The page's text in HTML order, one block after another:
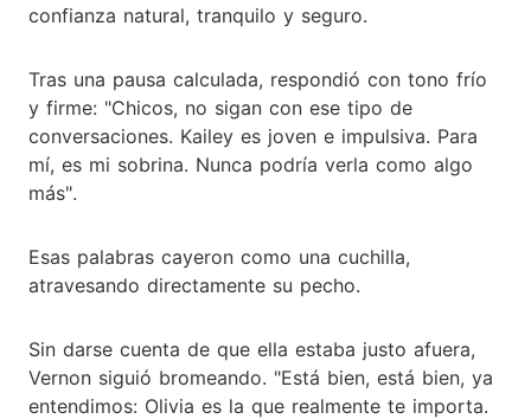
confianza natural, tranquilo y seguro.
Tras una pausa calculada, respondió con tono frío
y firme: "Chicos, no sigan con ese tipo de
conversaciones. Kailey es joven e impulsiva. Para
mí, es mi sobrina. Nunca podría verla como algo
más".
Esas palabras cayeron como una cuchilla,
atravesando directamente su pecho.
Sin darse cuenta de que ella estaba justo afuera,
Vernon siguió bromeando. "Está bien, está bien, ya
entendimos: Olivia es la que realmente te importa.